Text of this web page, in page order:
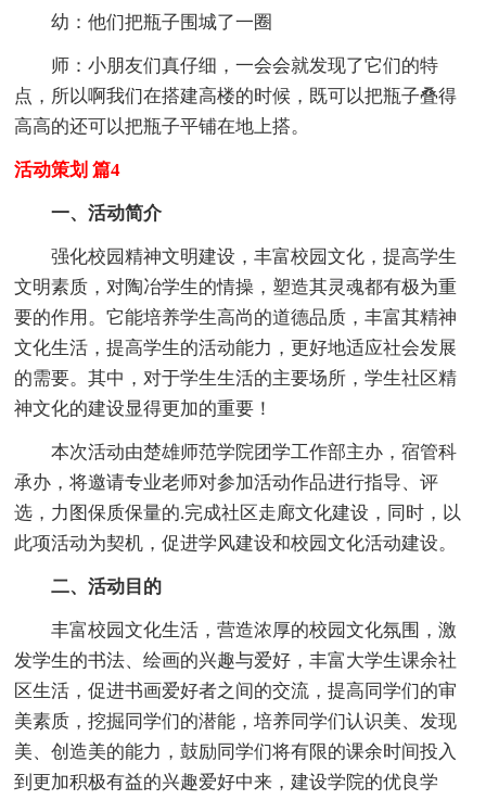
幼：他们把瓶子围城了一圈
师：小朋友们真仔细，一会会就发现了它们的特
点，所以啊我们在搭建高楼的时候，既可以把瓶子叠得
高高的还可以把瓶子平铺在地上搭。
活动策划 篇4
一、活动简介
强化校园精神文明建设，丰富校园文化，提高学生
文明素质，对陶冶学生的情操，塑造其灵魂都有极为重
要的作用。它能培养学生高尚的道德品质，丰富其精神
文化生活，提高学生的活动能力，更好地适应社会发展
的需要。其中，对于学生生活的主要场所，学生社区精
神文化的建设显得更加的重要！
本次活动由楚雄师范学院团学工作部主办，宿管科
承办，将邀请专业老师对参加活动作品进行指导、评
选，力图保质保量的.完成社区走廊文化建设，同时，以
此项活动为契机，促进学风建设和校园文化活动建设。
二、活动目的
丰富校园文化生活，营造浓厚的校园文化氛围，激
发学生的书法、绘画的兴趣与爱好，丰富大学生课余社
区生活，促进书画爱好者之间的交流，提高同学们的审
美素质，挖掘同学们的潜能，培养同学们认识美、发现
美、创造美的能力，鼓励同学们将有限的课余时间投入
到更加积极有益的兴趣爱好中来，建设学院的优良学